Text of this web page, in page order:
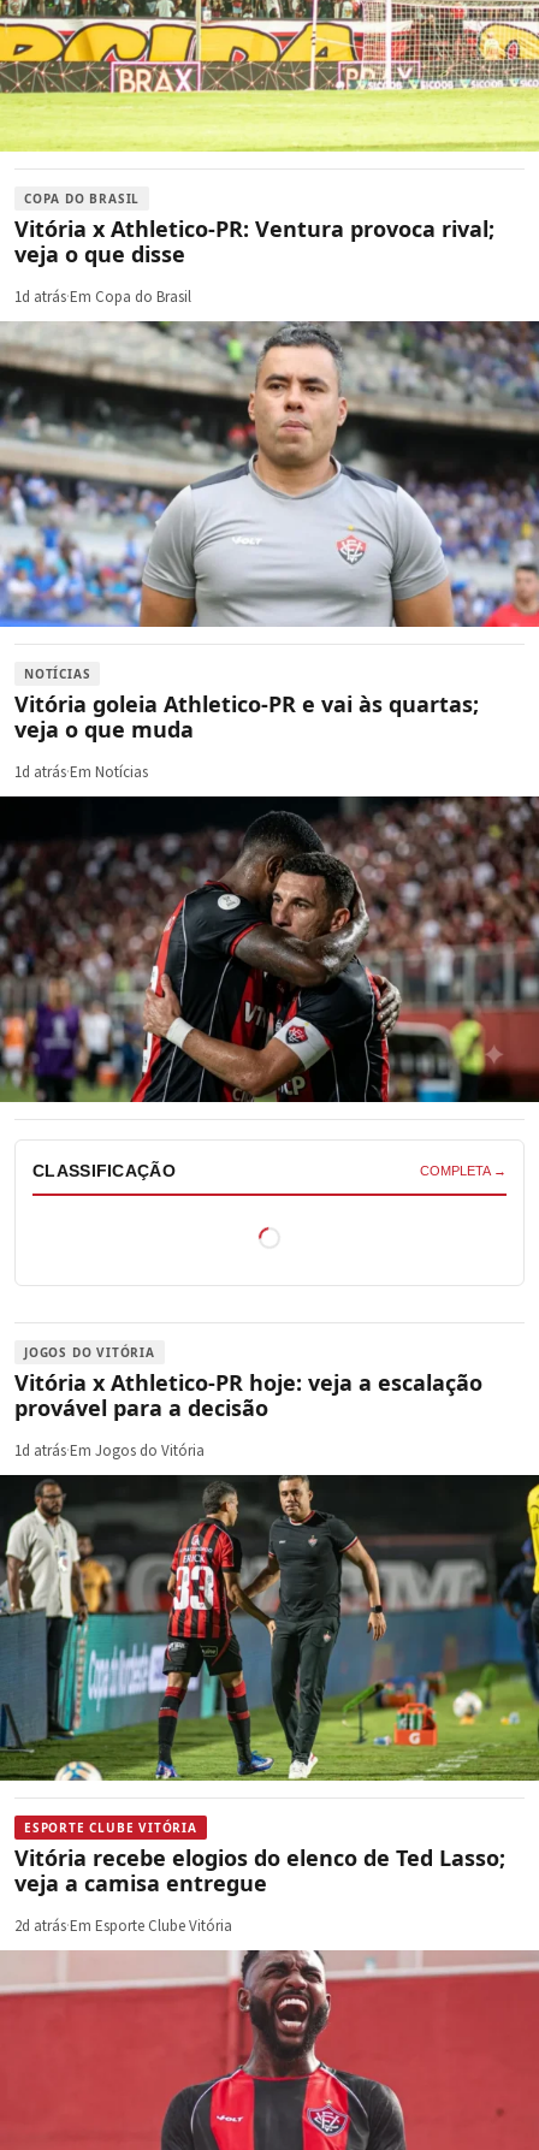
COPA DO BRASIL
Vitória x Athletico-PR: Ventura provoca rival;
veja o que disse
1d atrás·Em Copa do Brasil
NOTÍCIAS
Vitória goleia Athletico-PR e vai às quartas;
veja o que muda
1d atrás·Em Notícias
CLASSIFICAÇÃO COMPLETA →
JOGOS DO VITÓRIA
Vitória x Athletico-PR hoje: veja a escalação
provável para a decisão
1d atrás·Em Jogos do Vitória
ESPORTE CLUBE VITÓRIA
Vitória recebe elogios do elenco de Ted Lasso;
veja a camisa entregue
2d atrás·Em Esporte Clube Vitória